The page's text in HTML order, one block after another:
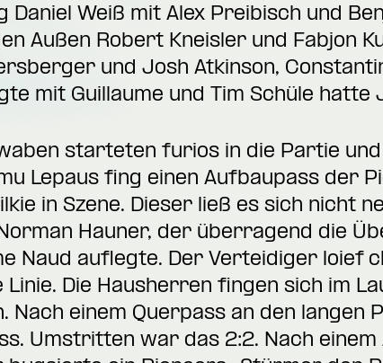
Daniel Weiß mit Alex Preibisch und
Außen Robert Kneisler und Fabjon
und Josh Atkinson,
mit Guillaume und Tim Schüle
starteten furios in die Partie
Lepaus fing einen Aufbaupass der
in Szene. Dieser ließ es sich nicht
Hauner, der überragend die
Naud auflegte. Der Verteidiger loief
Linie. Die Hausherren fingen sich im
Nach einem Querpass an den
Umstritten war das 2:2. Nach